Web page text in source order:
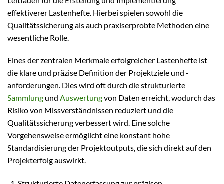
effektiverer Lastenhefte. Hierbei spielen sowohl die
Qualitätssicherung als auch praxiserprobte Methoden eine
wesentliche Rolle.
Eines der zentralen Merkmale erfolgreicher Lastenhefte ist
die klare und präzise Definition der Projektziele und -
anforderungen. Dies wird oft durch die strukturierte
Sammlung und Auswertungvon Daten erreicht, wodurch das
Risiko von Missverständnissen reduziert und die
Qualitätssicherung verbessert wird. Eine solche
Vorgehensweise ermöglicht eine konstant hohe
Standardisierung der Projektoutputs, die sich direkt auf den
Projekterfolg auswirkt.